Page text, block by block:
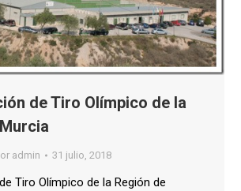
de Tiro Olímpico de la
admin 31 julio, 2018
Tiro Olímpico de la Región de